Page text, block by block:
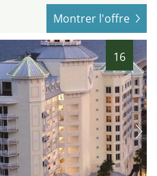
Montrer l'offre
16